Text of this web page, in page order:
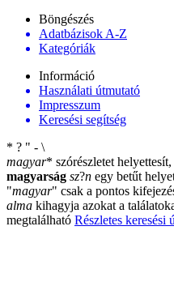
Böngészés
Adatbázisok A-Z
Kategóriák
Információ
Használati útmutató
Impresszum
Keresési segítség
* ? " - \
magyar* szórészletet
magyarság sz?n egy betűt
"magyar" csak a pontos
alma kihagyja azokat a
megtalálható Részletes keresési